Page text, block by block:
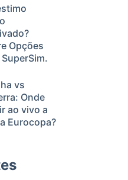
Opções
vs
Onde
ao vivo a
Eurocopa?